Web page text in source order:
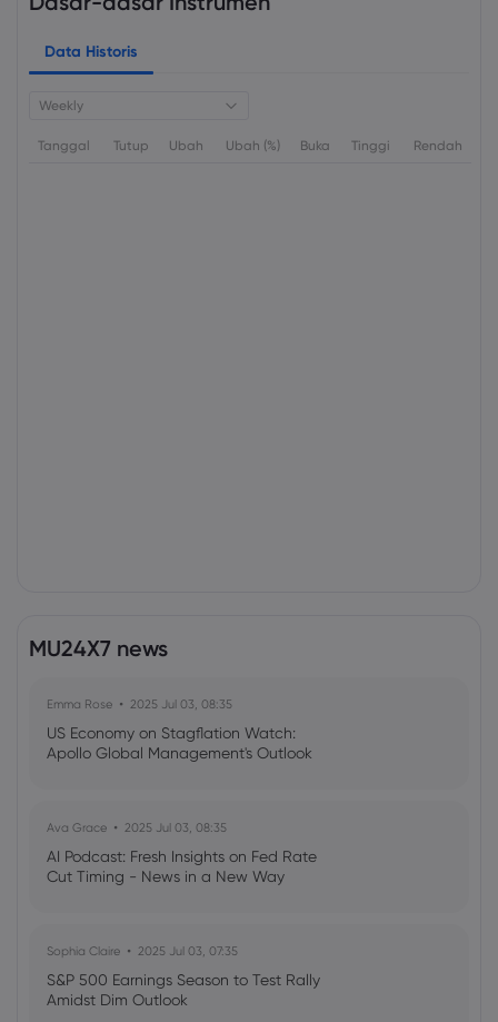
Data Historis
Weekly
Tanggal Tutup Ubah Ubah (%) Buka Tinggi Rendah
MU24X7 news
Emma Rose 2025 Jul 03, 08:35
US Economy on Stagflation Watch:
Apollo Global Management's Outlook
Ava Grace 2025 Jul 03, 08:35
AI Podcast: Fresh Insights on Fed Rate
Cut Timing - News in a New Way
Sophia Claire 2025 Jul 03, 07:35
S&P 500 Earnings Season to Test Rally
Amidst Dim Outlook